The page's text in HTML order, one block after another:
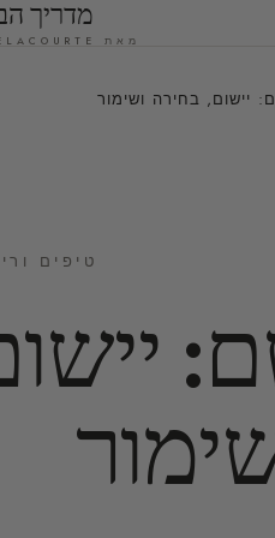
מדריך
מאת SYLVAINE DELACOURTE
יישום, בחירה ושימור
טיפים